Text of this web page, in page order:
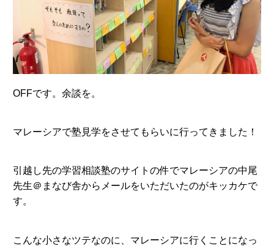
OFFです。余談を。
マレーシアで塾見学をさせてもらいに行ってきました！
引越し先の学習相談塾のサイトの件でマレーシアの中尾
先生＠まなび舎からメールをいただいたのがキッカケで
す。
こんな小さなツテなのに、マレーシアに行くことになっ